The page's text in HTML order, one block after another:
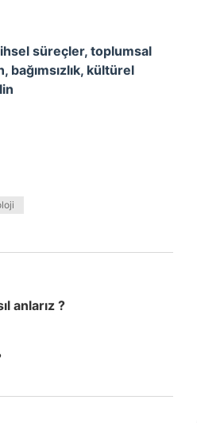
süreçler, toplumsal
kültürel
anlarız ?